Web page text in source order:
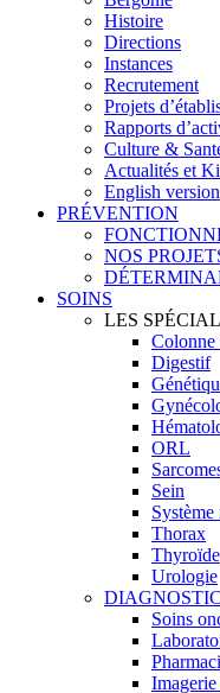
Histoire
Directions
Instances
Recrutement
Projets
Rapports
Culture &
Actualités et
English version
PRÉVENTION
NOS
SOINS
LES
Colonne
Digestif
ORL
Sein
Thorax
Thyroïde
Urologie
Soins